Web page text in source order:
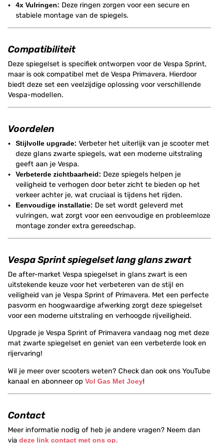
4x Vulringen: Deze ringen zorgen voor een secure en
stabiele montage van de spiegels.
Compatibiliteit
Deze spiegelset is specifiek ontworpen voor de Vespa Sprint,
maar is ook compatibel met de Vespa Primavera. Hierdoor
biedt deze set een veelzijdige oplossing voor verschillende
Vespa-modellen.
Voordelen
Stijlvolle upgrade: Verbeter het uiterlijk van je scooter met
deze glans zwarte spiegels, wat een moderne uitstraling
geeft aan je Vespa.
Verbeterde zichtbaarheid: Deze spiegels helpen je
veiligheid te verhogen door beter zicht te bieden op het
verkeer achter je, wat cruciaal is tijdens het rijden.
Eenvoudige installatie: De set wordt geleverd met
vulringen, wat zorgt voor een eenvoudige en probleemloze
montage zonder extra gereedschap.
Vespa Sprint spiegelset lang glans zwart
De after-market Vespa spiegelset in glans zwart is een
uitstekende keuze voor het verbeteren van de stijl en
veiligheid van je Vespa Sprint of Primavera. Met een perfecte
pasvorm en hoogwaardige afwerking zorgt deze spiegelset
voor een moderne uitstraling en verhoogde rijveiligheid.
Upgrade je Vespa Sprint of Primavera vandaag nog met deze
mat zwarte spiegelset en geniet van een verbeterde look en
rijervaring!
Wil je meer over scooters weten? Check dan ook ons YouTube
kanaal en abonneer op Vol Gas Met Joey!
Contact
Meer informatie nodig of heb je andere vragen? Neem dan
via deze link contact met ons op.